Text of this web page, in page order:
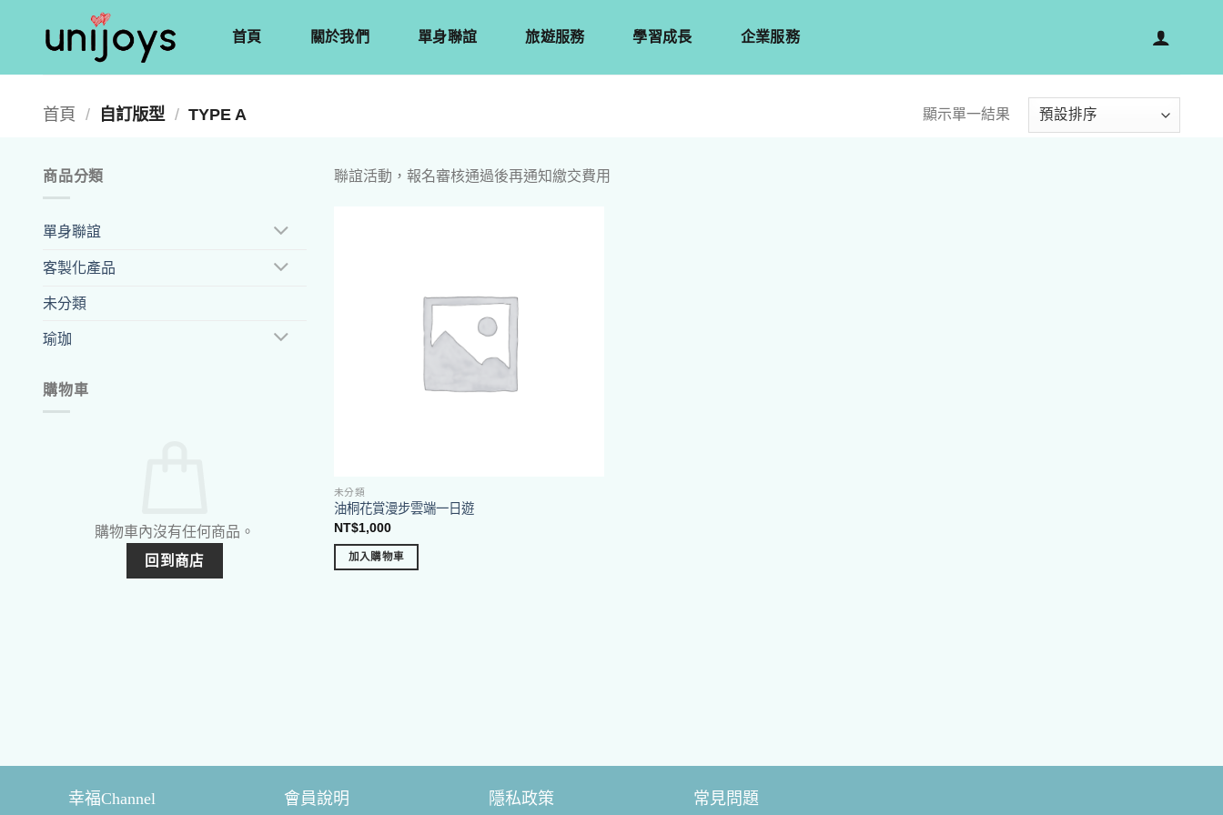
首頁 關於我們 單身聯誼 旅遊服務 學習成長 企業服務
首頁 / 自訂版型 / TYPE A 顯示單一結果
商品分類
單身聯誼
客製化產品
未分類
瑜珈
購物車
購物車內沒有任何商品。
回到商店
聯誼活動，報名審核通過後再通知繳交費用
未分類
油桐花賞漫步雲端一日遊
NT$1,000
加入購物車
幸福Channel 會員說明 隱私政策 常見問題